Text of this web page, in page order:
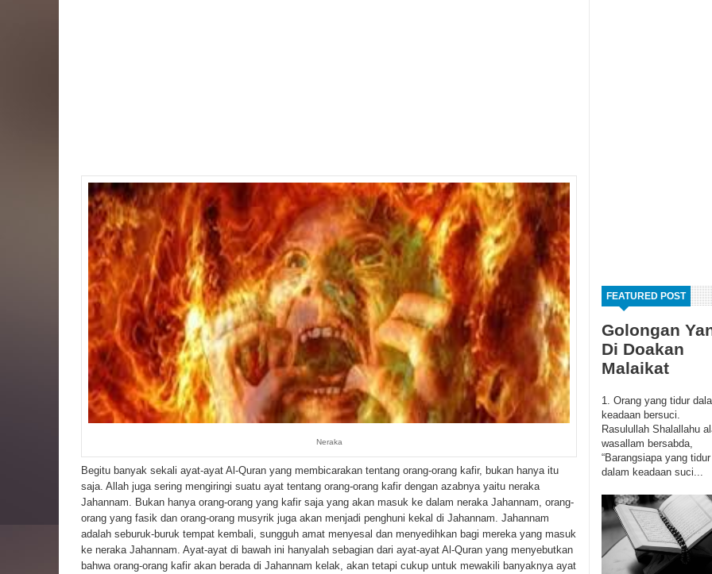
FEATURED POST
Golongan
Di Doakan
Malaikat
1. Orang yang tidur
keadaan bersuci.
Rasulullah Shalallahu
wasallam bersabda,
“Barangsiapa yang tidur
dalam keadaan suci...
Neraka
Begitu banyak sekali ayat-ayat Al-Quran yang membicarakan tentang orang-orang kafir, bukan hanya itu
saja. Allah juga sering mengiringi suatu ayat tentang orang-orang kafir dengan azabnya yaitu neraka
Jahannam. Bukan hanya orang-orang yang kafir saja yang akan masuk ke dalam neraka Jahannam, orang-
orang yang fasik dan orang-orang musyrik juga akan menjadi penghuni kekal di Jahannam. Jahannam
adalah seburuk-buruk tempat kembali, sungguh amat menyesal dan menyedihkan bagi mereka yang masuk
ke neraka Jahannam. Ayat-ayat di bawah ini hanyalah sebagian dari ayat-ayat Al-Quran yang menyebutkan
bahwa orang-orang kafir akan berada di Jahannam kelak, akan tetapi cukup untuk mewakili banyaknya ayat